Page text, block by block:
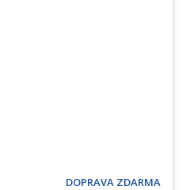
DOPRAVA ZDARMA